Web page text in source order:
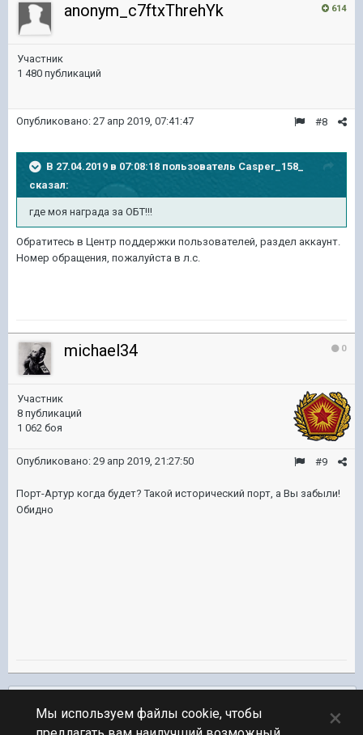
614
anonym_c7ftxThrehYk
Участник
1 480 публикаций
#8
Опубликовано: 27 апр 2019, 07:41:47
В 27.04.2019 в 07:08:18 пользователь Casper_158_
сказал:
где моя награда за ОБТ!!!
Обратитесь в Центр поддержки пользователей, раздел аккаунт.
Номер обращения, пожалуйста в л.с.
0
michael34
Участник
8 публикаций
1 062 боя
#9
Опубликовано: 29 апр 2019, 21:27:50
Порт-Артур когда будет? Такой исторический порт, а Вы забыли!
Обидно
Мы используем файлы cookie, чтобы
×